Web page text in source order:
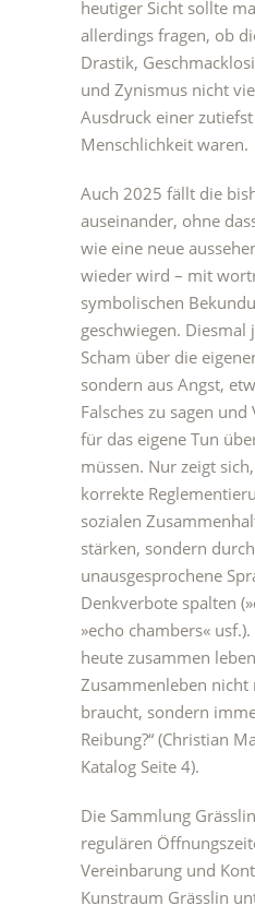
heutiger Sicht sollte
allerdings fragen, ob
Drastik,
und Zynismus nicht
Ausdruck einer
Menschlichkeit waren.
Auch 2025 fällt die
auseinander, ohne
wie eine neue
wieder wird – mit
symbolischen
geschwiegen. Diesmal
Scham über die
sondern aus Angst,
Falsches zu sagen
für das eigene Tun
müssen. Nur zeigt
korrekte
sozialen
stärken, sondern durch
unausgesprochene
Denkverbote spalten
»echo chambers«
heute zusammen
Zusammenleben nicht
braucht, sondern
Reibung?“ (Christian
Katalog Seite 4).
Die Sammlung
regulären
Vereinbarung und
Kunstraum Grässlin